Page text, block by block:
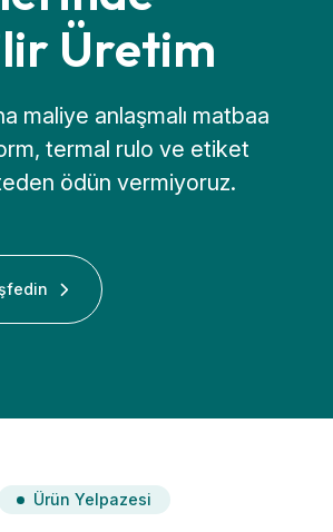
Üretim
maliye anlaşmalı matbaa
termal rulo ve etiket
ödün vermiyoruz.
Ürün Yelpazesi